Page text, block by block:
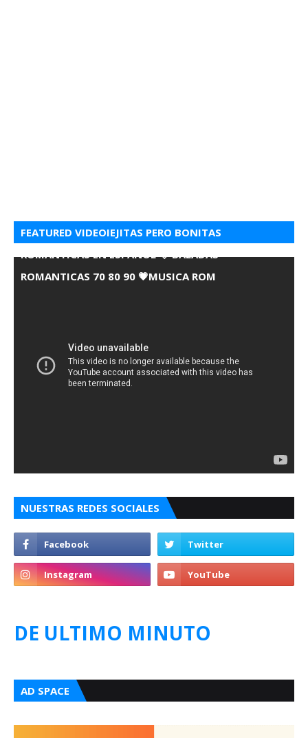
FEATURED VIDEOIEJITAS PERO BONITAS
ROMANTICAS EN ESPANOL 💘 BALADAS
ROMANTICAS 70 80 90 💗MUSICA ROM
NUESTRAS REDES SOCIALES
DE ULTIMO MINUTO
AD SPACE